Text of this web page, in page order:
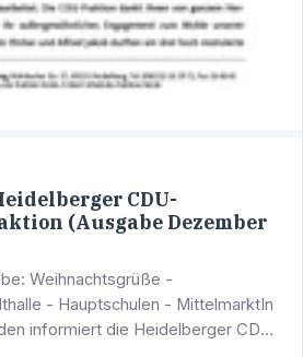
CDU-
(Ausgabe Dezember
Weihnachtsgrüße -
- Hauptschulen - MittelmarktIn
informiert die Heidelberger CDU-